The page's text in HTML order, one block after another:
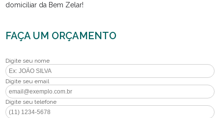
domiciliar da Bem Zelar!
FAÇA UM ORÇAMENTO
Digite seu nome
Digite seu email
Digite seu telefone